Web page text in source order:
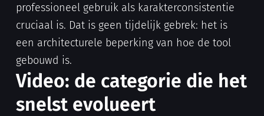
professioneel gebruik als karakterconsistentie
cruciaal is. Dat is geen tijdelijk gebrek: het is
een architecturele beperking van hoe de tool
gebouwd is.
Video: de categorie die het
snelst evolueert